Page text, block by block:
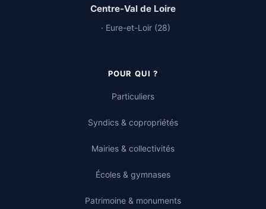
Centre-Val de Loire
· Eure-et-Loir (28)
POUR QUI ?
Particuliers
Syndics & copropriétés
Mairies & collectivités
Écoles & gymnases
Patrimoine & monuments